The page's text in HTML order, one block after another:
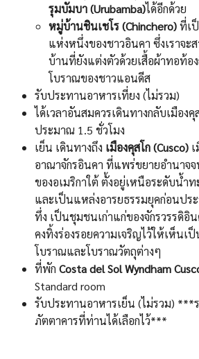
รุมบัมบา (Urubamba)ได้อีกด้วย
หมู่บ้านชินเชโร (Chinchero)ที่เ
แห่งหนึ่งของชาวอินคา ซึ่งเราจะ
บ้านที่ยังแต่งตัวด้วยเสื้อผ้าทอท้อ
โบราณของชาวแอนดีส
รับประทานอาหารเที่ยง (ไม่รวม)
ได้เวลาอันสมควรเดินทางกลับเมืองคุ
ประมาณ 1.5 ชั่วโมง
เย็น เดินทางถึง เมืองคุสโก (Cusco)
อาณาจักรอินคา ที่แพร่ขยายอำนาจ
ของอเมริกาใต้ ตั้งอยู่เหนือระดับน้ำท
และเป็นแหล่งอารยธรรมยุคก่อนปร
ทึ่ง เป็นชุมชนเก่าแก่ของจักรวรรดิอิน
คงทิ้งร่องรอยความเจริญไว้ให้เห็นเ
โบราณและโบราณวัตถุต่างๆ
ที่พัก Costa del Sol Wyndham
Standard room
รับประทานอาหารเย็น (ไม่รวม) ***
ภัตตาคารที่ท่านได้เลือกไว้***